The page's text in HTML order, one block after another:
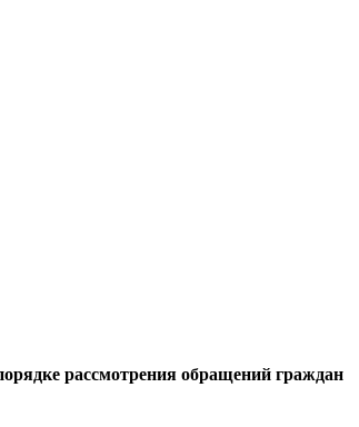
рассмотрения обращений граждан